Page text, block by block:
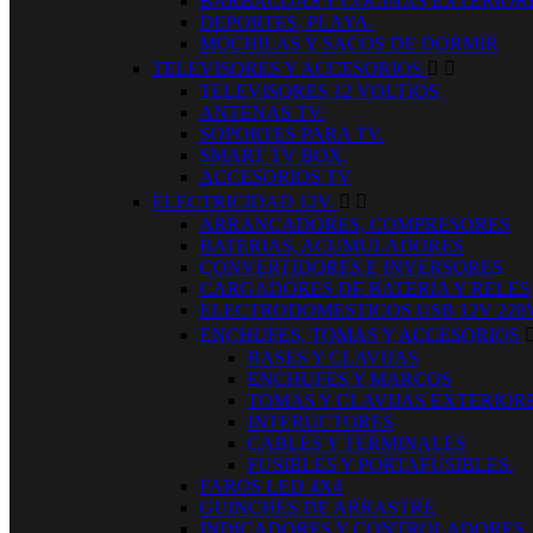
DEPORTES, PLAYA.
MOCHILAS Y SACOS DE DORMIR
TELEVISORES Y ACCESORIOS  
TELEVISORES 12 VOLTIOS
ANTENAS TV.
SOPORTES PARA TV.
SMART TV BOX.
ACCESORIOS TV
ELECTRICIDAD 12V.  
ARRANCADORES, COMPRESORES
BATERIAS, ACUMULADORES
CONVERTIDORES E INVERSORES
CARGADORES DE BATERIA Y RELES
ELECTRODOMESTICOS USB 12V
ENCHUFES, TOMAS Y ACCESORIOS 
BASES Y CLAVIJAS
ENCHUFES Y MARCOS
TOMAS Y CLAVIJAS
INTERUCTORES
CABLES Y TERMINALES
FUSIBLES Y PORTAFUSIBLES.
FAROS LED 4X4
GUINCHES DE ARRASTRE
INDICADORES Y CONTROLADORES